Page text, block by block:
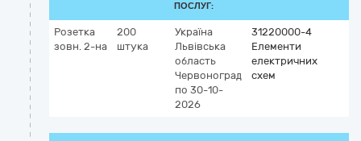
ПОСЛУГ:
Розетка
зовн. 2-на
200
штука
Україна
Львівська
область
Червоноград
по 30-10-
2026
31220000-4
Елементи
електричних
схем